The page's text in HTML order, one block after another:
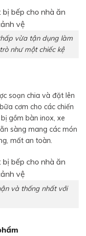
vừa tận dụng làm
như một chiếc kệ
soạn chia và đặt lên
cơm cho các chiến
gồm bàn inox, xe
sàng mang các món
mất an toàn.
và thống nhất với